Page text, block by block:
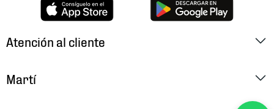
Atención al cliente
Martí